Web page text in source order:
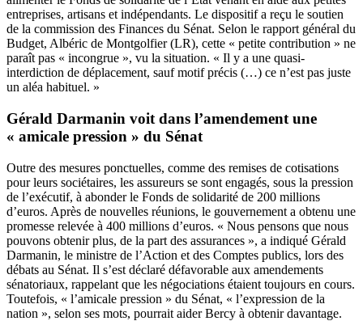
entreprises, artisans et indépendants. Le dispositif a reçu le soutien
de la commission des Finances du Sénat. Selon le rapport général du
Budget, Albéric de Montgolfier (LR), cette « petite contribution » ne
paraît pas « incongrue », vu la situation. « Il y a une quasi-
interdiction de déplacement, sauf motif précis (…) ce n’est pas juste
un aléa habituel. »
Gérald Darmanin voit dans l’amendement une
« amicale pression » du Sénat
Outre des mesures ponctuelles, comme des remises de cotisations
pour leurs sociétaires, les assureurs se sont engagés, sous la pression
de l’exécutif, à abonder le Fonds de solidarité de 200 millions
d’euros. Après de nouvelles réunions, le gouvernement a obtenu une
promesse relevée à 400 millions d’euros. « Nous pensons que nous
pouvons obtenir plus, de la part des assurances », a indiqué Gérald
Darmanin, le ministre de l’Action et des Comptes publics, lors des
débats au Sénat. Il s’est déclaré défavorable aux amendements
sénatoriaux, rappelant que les négociations étaient toujours en cours.
Toutefois, « l’amicale pression » du Sénat, « l’expression de la
nation », selon ses mots, pourrait aider Bercy à obtenir davantage.